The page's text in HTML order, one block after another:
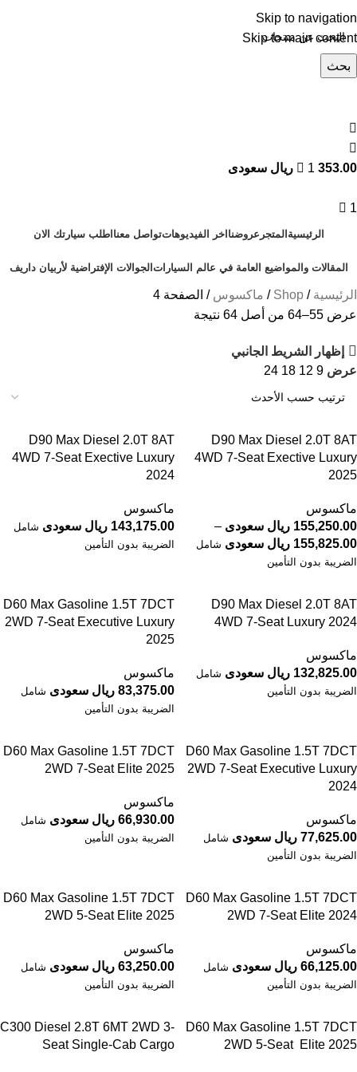
Skip to navigation
Skip to main content
بحث
1 353.00 ريال سعودى
1
الرئيسية المتجر عروضنا اخر الفيديوهاتتواصل معنا اطلب سيارتك الان
المقالات والمواضيع العامة في عالم السيارات الجوالات الإفتراضية لأربيان داريف
الرئيسية Shop ماكسوس
الصفحة 4
عرض 55–64 من أصل 64 نتيجة
إظهار الشريط الجانبي
عرض 9
12
18
24
D90 Max Diesel 2.0T 8AT
4WD 7-Seat Exective Luxury
2025
ماكسوس
155,250.00 ريال سعودى
–
155,825.00 ريال سعودى
شامل
الضريبة بدون التأمين
D90 Max Diesel 2.0T 8AT
4WD 7-Seat Exective Luxury
2024
ماكسوس
143,175.00 ريال سعودى
شامل
الضريبة بدون التأمين
D90 Max Diesel 2.0T 8AT
4WD 7-Seat Luxury 2024
ماكسوس
132,825.00 ريال سعودى
شامل
الضريبة بدون التأمين
D60 Max Gasoline 1.5T 7DCT
2WD 7-Seat Executive Luxury
2025
ماكسوس
83,375.00 ريال سعودى
شامل
الضريبة بدون التأمين
D60 Max Gasoline 1.5T 7DCT
2WD 7-Seat Executive Luxury
2024
ماكسوس
77,625.00 ريال سعودى
شامل
الضريبة بدون التأمين
D60 Max Gasoline 1.5T 7DCT
2WD 7-Seat Elite 2025
ماكسوس
66,930.00 ريال سعودى
شامل
الضريبة بدون التأمين
D60 Max Gasoline 1.5T 7DCT
2WD 7-Seat Elite 2024
ماكسوس
66,125.00 ريال سعودى
شامل
الضريبة بدون التأمين
D60 Max Gasoline 1.5T 7DCT
2WD 5-Seat Elite 2025
ماكسوس
63,250.00 ريال سعودى
شامل
الضريبة بدون التأمين
D60 Max Gasoline 1.5T 7DCT
2WD 5-Seat Elite 2025
C300 Diesel 2.8T 6MT 2WD 3-
Seat Single-Cab Cargo